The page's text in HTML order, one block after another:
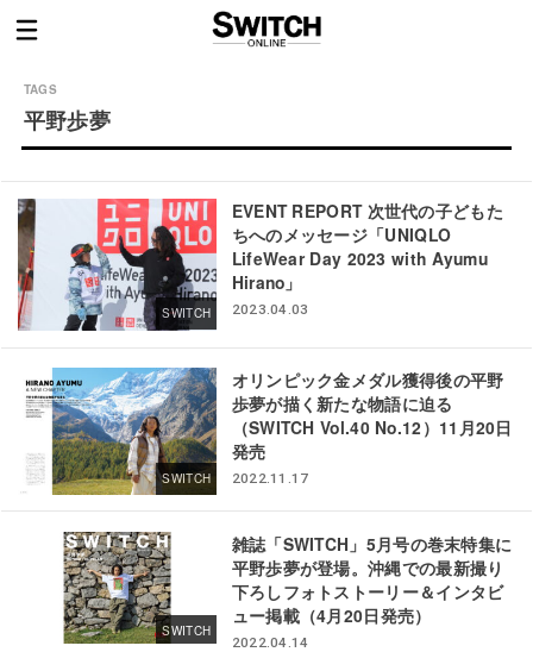
平野歩夢
SWITCH
EVENT REPORT 次世代の子どもた
ちへのメッセージ「UNIQLO
LifeWear Day 2023 with Ayumu
Hirano」
2023.04.03
SWITCH
オリンピック金メダル獲得後の平野
歩夢が描く新たな物語に迫る
（SWITCH Vol.40 No.12）11月20日
発売
2022.11.17
SWITCH
雑誌「SWITCH」5月号の巻末特集に
平野歩夢が登場。沖縄での最新撮り
下ろしフォトストーリー＆インタビ
ュー掲載（4月20日発売）
2022.04.14